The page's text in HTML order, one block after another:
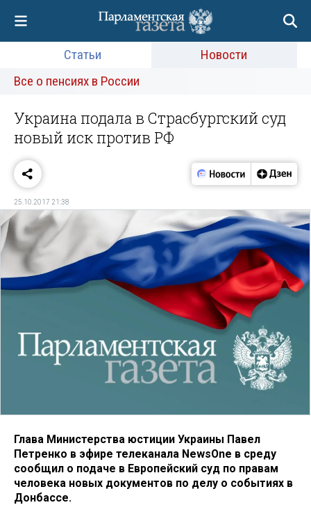
Статьи
Новости
Все о пенсиях в России
Украина подала в Страсбургский суд
новый иск против РФ
25.10.2017 21:38
Глава Министерства юстиции Украины Павел
Петренко в эфире телеканала NewsOne в среду
сообщил о подаче в Европейский суд по правам
человека новых документов по делу о событиях в
Донбассе.